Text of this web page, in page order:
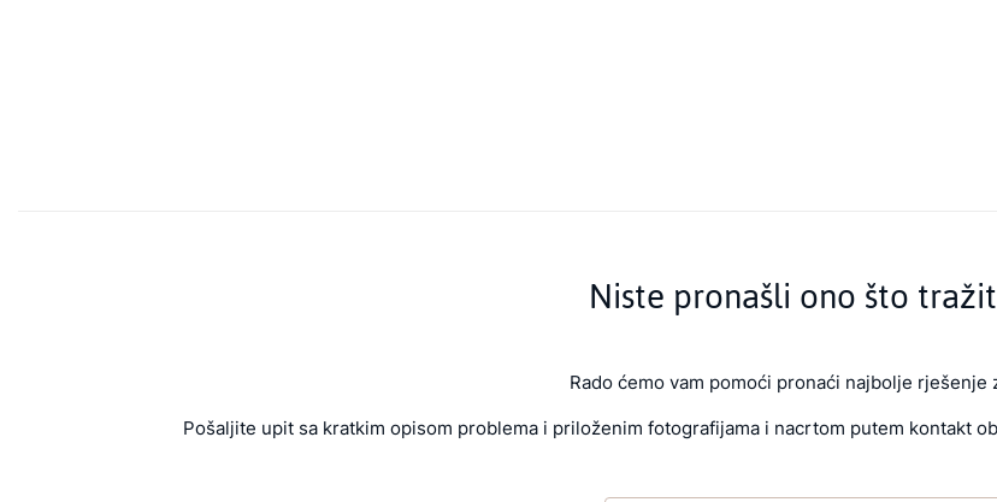
Niste pronašli ono što
Rado ćemo vam pomoći pronaći najbolje rješenje
Pošaljite upit sa kratkim opisom problema i priloženim fotografijama i nacrtom putem kontakt